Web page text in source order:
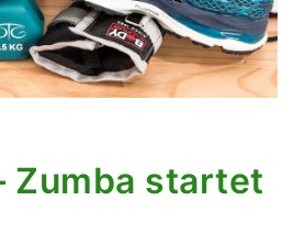
Zumba startet